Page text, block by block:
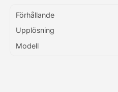
API
Förhållande
Upplösning
Modell